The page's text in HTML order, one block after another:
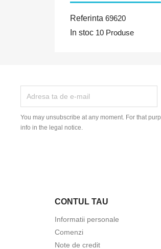
Referinta 69620
In stoc 10 Produse
You may unsubscribe at any moment. For that
info in the legal notice.
CONTUL TAU
Informatii personale
Comenzi
Note de credit